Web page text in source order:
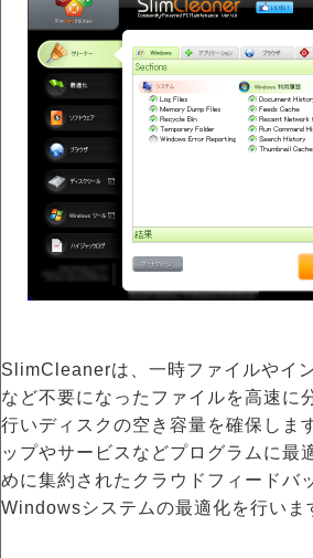
SlimCleanerは、一時ファイルやイ
など不要になったファイルを高速に
行いディスクの空き容量を確保しま
ップやサービスなどプログラムに最
めに集約されたクラウドフィードバ
Windowsシステムの最適化を行いま